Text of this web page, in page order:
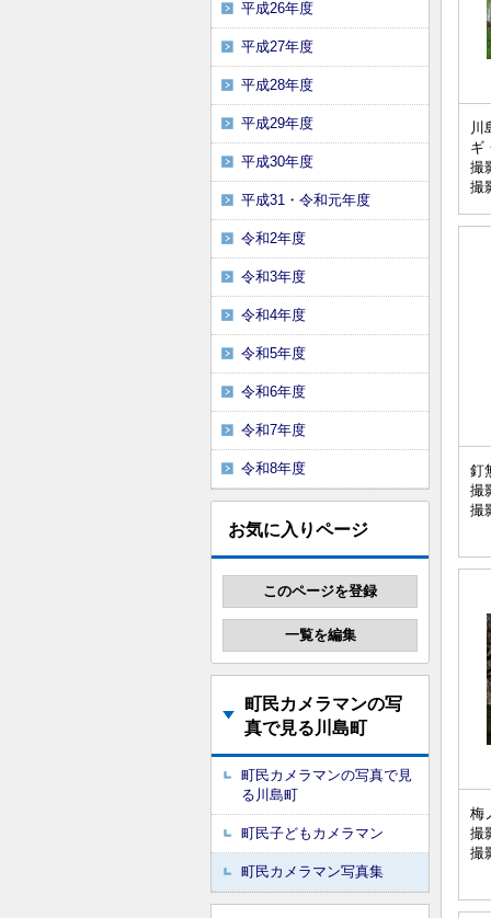
平成26年度
平成27年度
平成28年度
平成29年度
平成30年度
平成31・令和元年度
令和2年度
令和3年度
令和4年度
令和5年度
令和6年度
令和7年度
令和8年度
お気に入りページ
町民カメラマンの写
真で見る川島町
町民カメラマンの写真で見
る川島町
町民子どもカメラマン
町民カメラマン写真集
川
ギ
撮
撮
釘
撮
撮
梅
撮
撮